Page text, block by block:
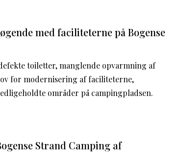
med faciliteterne på Bogense
toiletter, manglende opvarmning af
for modernisering af faciliteterne,
områder på campingpladsen.
Strand Camping af